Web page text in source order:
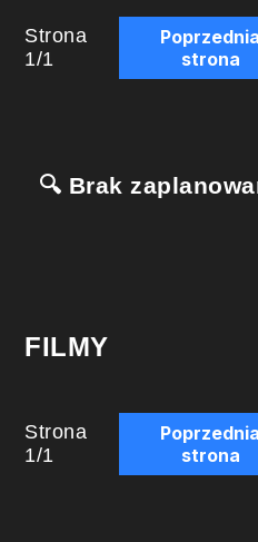
Strona
1/1
Poprzednia
strona
🔍 Brak
FILMY
Strona
1/1
Poprzednia
strona